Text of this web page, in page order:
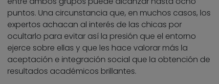
puntos. Una circunstancia que, en muchos casos, los
expertos achacan al interés de las chicas por
ocultarlo para evitar así la presión que el entorno
ejerce sobre ellas y que les hace valorar más la
aceptación e integración social que la obtención de
resultados académicos brillantes.